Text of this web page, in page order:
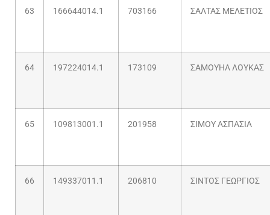
63 166644014.1 703166 ΣΑΛΤΑΣ ΜΕΛΕΤΙΟΣ
64 197224014.1 173109 ΣΑΜΟΥΗΛ ΛΟΥΚΑΣ
65 109813001.1 201958 ΣΙΜΟΥ ΑΣΠΑΣΙΑ
66 149337011.1 206810 ΣΙΝΤΟΣ ΓΕΩΡΓΙΟΣ